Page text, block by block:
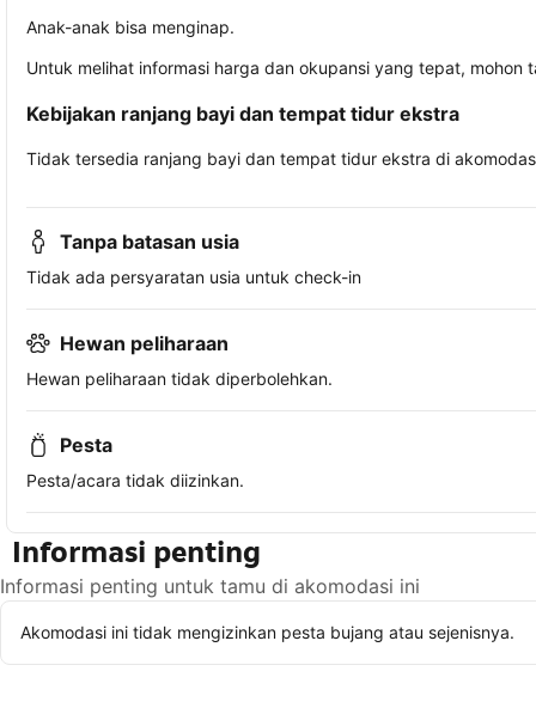
Anak-anak bisa menginap.
Untuk melihat informasi harga dan okupansi yang tepat,
Kebijakan ranjang bayi dan tempat tidur ekstra
Tidak tersedia ranjang bayi dan tempat tidur ekstra di
Tanpa batasan usia
Tidak ada persyaratan usia untuk check-in
Hewan peliharaan
Hewan peliharaan tidak diperbolehkan.
Pesta
Pesta/acara tidak diizinkan.
Informasi penting
Informasi penting untuk tamu di akomodasi ini
Akomodasi ini tidak mengizinkan pesta bujang atau sejenisnya.